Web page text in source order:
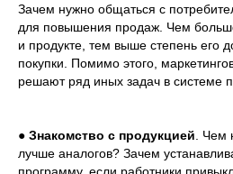
Зачем нужно общаться с
для повышения продаж. Чем
и продукте, тем выше степень его
покупки. Помимо этого,
решают ряд иных задач в системе
● Знакомство с продукцией .
лучше аналогов? Зачем
программу, если работники